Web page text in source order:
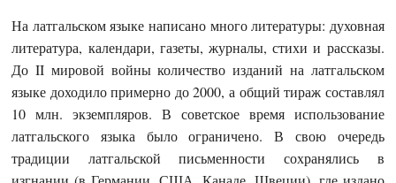
На латгальском языке написано много литературы: духовная
литература, календари, газеты, журналы, стихи и рассказы.
До II мировой войны количество изданий на латгальском
языке доходило примерно до 2000, а общий тираж составлял
10 млн. экземпляров. В советское время использование
латгальского языка было ограничено. В свою очередь
традиции латгальской письменности сохранялись в